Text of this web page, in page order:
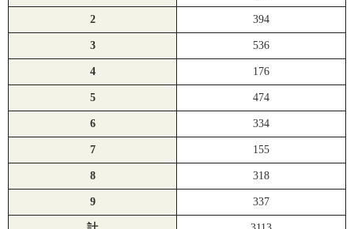
2 394
3 536
4 176
5 474
6 334
7 155
8 318
9 337